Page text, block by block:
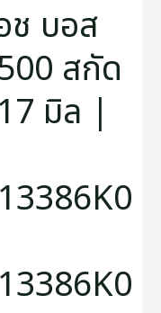
ช บอส
สกัด
มิล |